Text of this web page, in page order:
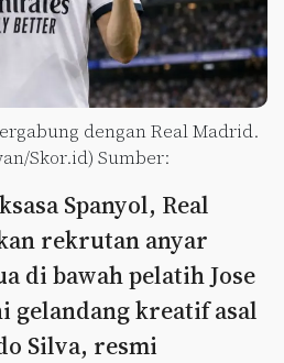
dengan Real Madrid.
Skor.id) Sumber:
Spanyol, Real
rekrutan anyar
di bawah pelatih Jose
kreatif asal
Silva, resmi